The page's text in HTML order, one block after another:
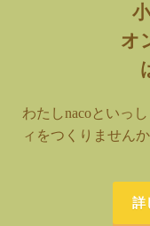
オ
わたしnacoといっ
ィをつくりませんか
詳